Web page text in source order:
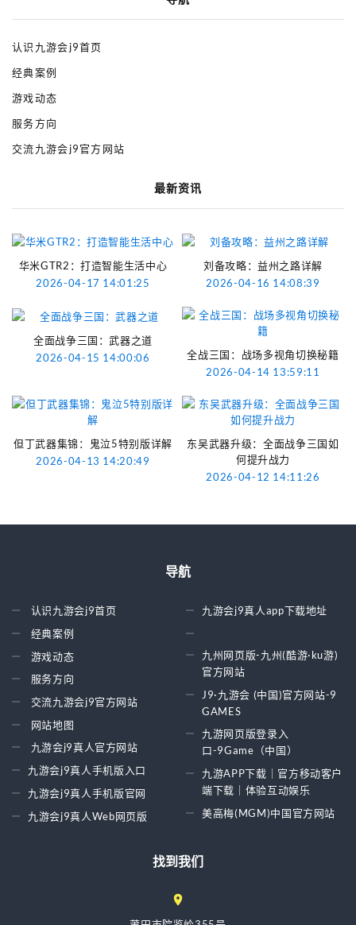
认识九游会j9首页
经典案例
游戏动态
服务方向
交流九游会j9官方网站
最新资讯
华米GTR2：打造智能生活中心
2026-04-17 14:01:25
刘备攻略：益州之路详解
2026-04-16 14:08:39
全面战争三国：武器之道
2026-04-15 14:00:06
全战三国：战场多视角切换秘籍
2026-04-14 13:59:11
但丁武器集锦：鬼泣5特别版详解
2026-04-13 14:20:49
东吴武器升级：全面战争三国如
何提升战力
2026-04-12 14:11:26
导航
认识九游会j9首页
经典案例
游戏动态
服务方向
交流九游会j9官方网站
网站地图
九游会j9真人官方网站
九游会j9真人手机版入口
九游会j9真人手机版官网
九游会j9真人Web网页版
九游会j9真人app下载地址
九州网页版-九州(酷游·ku游)
官方网站
J9·九游会 (中国)官方网站-9
GAMES
九游网页版登录入
口-9Game（中国）
九游APP下载｜官方移动客户
端下载｜体验互动娱乐
美高梅(MGM)中国官方网站
找到我们